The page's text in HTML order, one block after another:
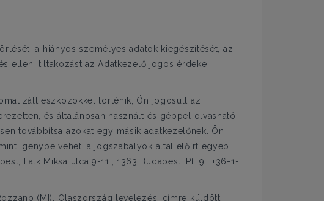
a hiányos személyes adatok kiegészítését, az
elleni tiltakozást az Adatkezelő jogos érdeke
eszközökkel történik, Ön jogosult az
és általánosan használt és géppel olvasható
továbbítsa azokat egy másik adatkezelőnek. Ön
igénybe veheti a jogszabályok által előírt egyéb
Falk Miksa utca 9-11., 1363 Budapest, Pf. 9., +36-1-
(MI), Olaszország levelezési címre küldött